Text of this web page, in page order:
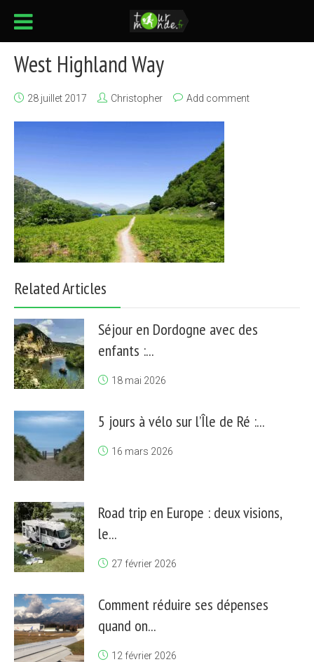
West Highland Way
28 juillet 2017 Christopher Add comment
Related Articles
Séjour en Dordogne avec des
enfants :...
18 mai 2026
5 jours à vélo sur l’Île de Ré :...
16 mars 2026
Road trip en Europe : deux visions,
le...
27 février 2026
Comment réduire ses dépenses
quand on...
12 février 2026